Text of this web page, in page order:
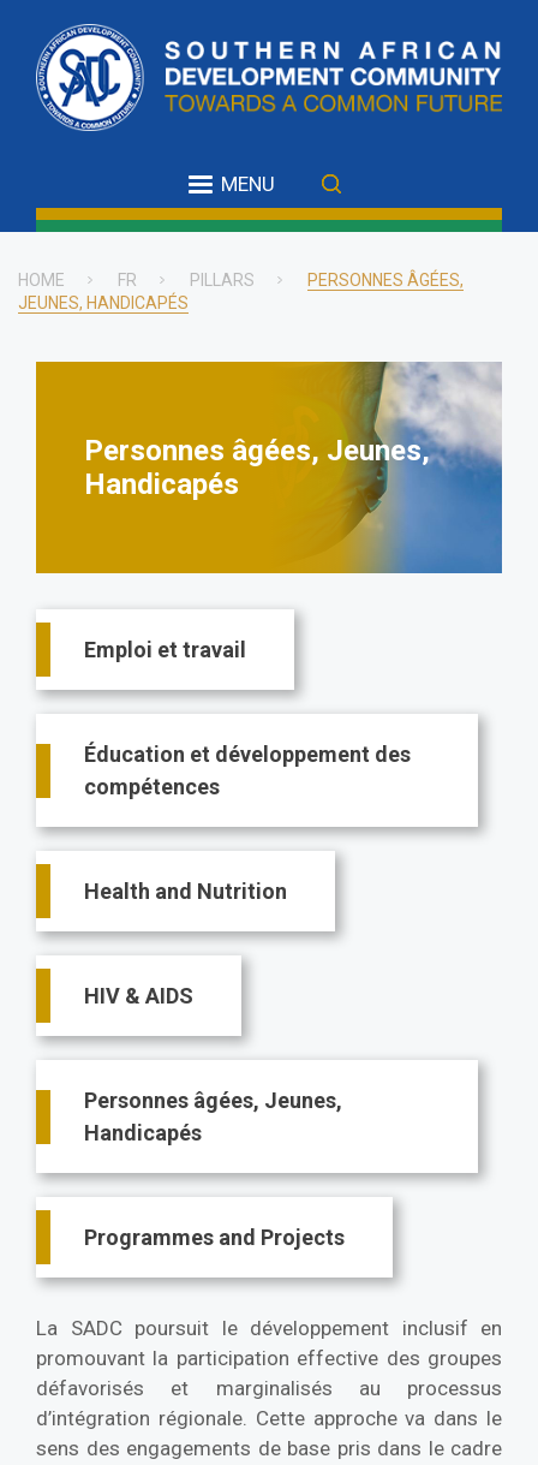
main
content
MENU
Breadcrumb
HOME FR PILLARS
PERSONNES ÂGÉES,
JEUNES, HANDICAPÉS
Personnes âgées, Jeunes,
Handicapés
Main
navigation
Emploi et travail
Éducation et développement des
compétences
Health and Nutrition
HIV & AIDS
Personnes âgées, Jeunes,
Handicapés
Programmes and Projects
La SADC poursuit le développement inclusif en
promouvant la participation effective des groupes
défavorisés et marginalisés au processus
d’intégration régionale. Cette approche va dans le
sens des engagements de base pris dans le cadre